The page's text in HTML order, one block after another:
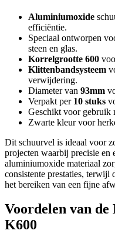
Aluminiumoxide
efficiëntie.
Speciaal ontworpen
steen en glas.
Korrelgrootte 600
Klittenbandsysteem
verwijdering.
Diameter van 93mm
Verpakt per 10 stuks
Geschikt voor gebruik
Zwarte kleur voor
Dit schuurvel is ideaal voor
projecten waarbij precisie
aluminiumoxide materiaal
consistente prestaties,
het bereiken van een fijne
Voordelen van
K600